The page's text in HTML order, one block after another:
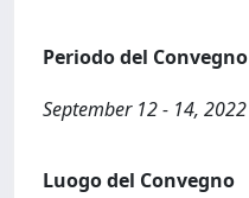
Periodo del Convegno
September 12 - 14, 2022
Luogo del Convegno